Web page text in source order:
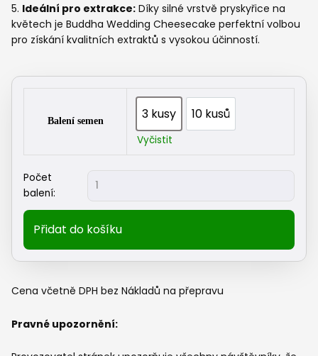
5. Ideální pro extrakce: Díky silné vrstvě pryskyřice na
květech je Buddha Wedding Cheesecake perfektní volbou
pro získání kvalitních extraktů s vysokou účinností.
Balení semen 3 kusy
3 kusy 10 kusů
10 kusů
Vyčistit
Počet
balení:
Buddha
Seeds
-
Buddha
Feminizované
konopí
množství
Přidat do košíku
Cena včetně DPH bez Nákladů na přepravu
Pravné upozornění: